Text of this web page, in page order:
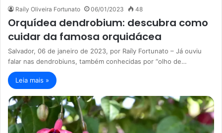
Raíly Oliveira Fortunato 06/01/2023 48
Orquídea dendrobium: descubra como
cuidar da famosa orquidácea
Salvador, 06 de janeiro de 2023, por Raíly Fortunato – Já ouviu
falar nas dendrobiuns, também conhecidas por “olho de…
Leia mais »